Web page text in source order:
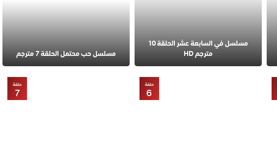
مسلسل في السابعة عشر الحلقة 10
مترجم HD
مسلسل حب محتمل الحلقة 7 مترجم
حلقة
6
حلقة
7